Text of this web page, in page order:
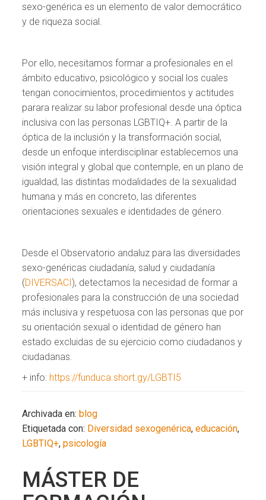
sexo-genérica es un elemento de valor democrático
y de riqueza social.
Por ello, necesitamos formar a profesionales en el
ámbito educativo, psicológico y social los cuales
tengan conocimientos, procedimientos y actitudes
parara realizar su labor profesional desde una óptica
inclusiva con las personas LGBTIQ+. A partir de la
óptica de la inclusión y la transformación social,
desde un enfoque interdisciplinar establecemos una
visión integral y global que contemple, en un plano de
igualdad, las distintas modalidades de la sexualidad
humana y más en concreto, las diferentes
orientaciones sexuales e identidades de género.
Desde el Observatorio andaluz para las diversidades
sexo-genéricas ciudadanía, salud y ciudadanía
(DIVERSACI), detectamos la necesidad de formar a
profesionales para la construcción de una sociedad
más inclusiva y respetuosa con las personas que por
su orientación sexual o identidad de género han
estado excluidas de su ejercicio como ciudadanos y
ciudadanas.
+ info: https://funduca.short.gy/LGBTI5
Archivada en:blog
Etiquetada con: Diversidad sexogenérica,educación,
LGBTIQ+,psicología
MÁSTER DE